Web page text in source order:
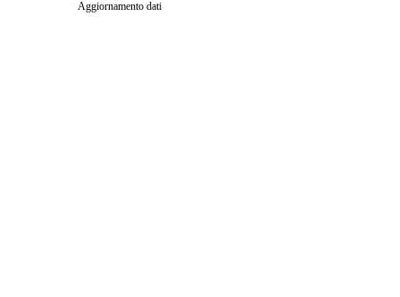
Aggiornamento dati